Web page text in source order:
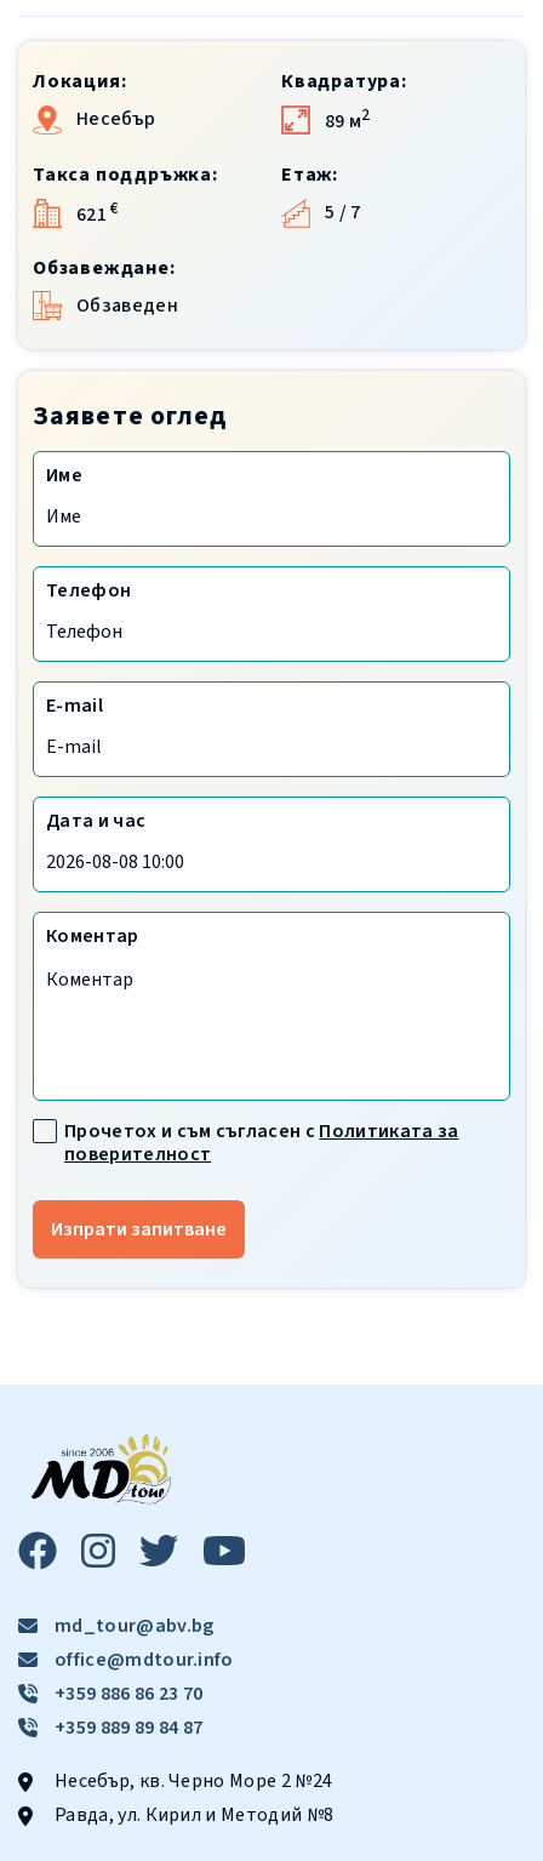
Локация:
Несебър
Квадратура:
89 м2
Такса поддръжка:
621€
Етаж:
5 / 7
Обзавеждане:
Обзаведен
Заявете оглед
Име
Телефон
E-mail
Дата и час
Коментар
Прочетох и съм съгласен с Политиката за
поверителност
md_tour@abv.bg
office@mdtour.info
+359 886 86 23 70
+359 889 89 84 87
Несебър, кв. Черно Море 2 №24
Равда, ул. Кирил и Методий №8